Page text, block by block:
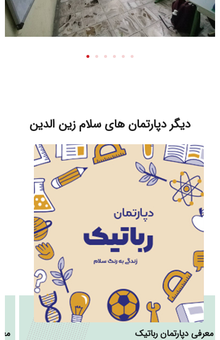
دیگر دپارتمان های سلام زین الدین
معرفی دپارتمان رباتیک